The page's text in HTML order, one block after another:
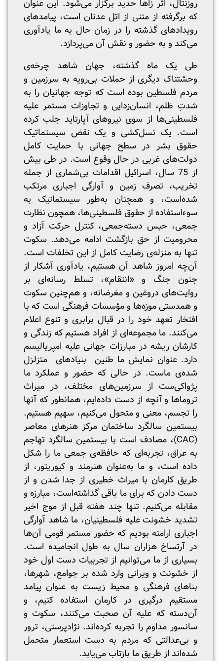
روزنتال، اثر زاها حدید برگزار می‌شود. این عنوان
که برگرفته از متنی از اتل عدنان است، پیامدهای
رویدادهای گذشته را در زمان حال به ما یادآوری
می‌کند و به حضور و نقش آن می‌پردازد.
طی یک ماه گذشته، جهان شاهد چرخه‌ی
وحشتناک دیگری از حملات بی‌رویه به سرزمین و
مردم فلسطین بوده است که توجه جهانیان را به
شدتِ ظلم، انسان‌زدایی و تجاوزات مستمر علیه
فلسطینی‌ها از سوی نیروهای آپارتاید جلب کرده
است. یک نسل‌کشی و یک نقض سیستماتیک
حقوق بشر در سطح جهانی با حمایت کامل
دولت‌های غربی در حال وقوع است. در طی بیش
از 75 سال، اسرائیل اقدامات بی‌شماری از جمله
تخریب، تصرف زمین و آوارگی اجباری مرتکب
شده‌است، و همچنان به‌طور سیستماتیک به
سوءاستفاده از حقوق فلسطینی‌ها، همچون نظارت
جمعی، حبس دسته‌جمعی، کنترل حرکت آزاد و
محرومیت از حق بازگشت ادامه می‌دهد. ‌سکوت
تنها به منزله‌ی رضایت کامل از این تخلفات است.
آن‌چه امروز شاهد آن هستیم، یادآوری آشکار از
جنون جنگ و «انتقام»، تسلط رسانه‌ای بر
روایت‌های دروغین و مغرضانه، و هم‌چنین سکوت
و همدستی موزه‌ها و مؤسسات فرهنگی است که با
افتخار تعهد خود را در قبال برابری و تنوع اعلام
می‌کنند. ما مجموعه‌ای از افراد هستیم که زندگی و
کارشان ریشه در مبارزات جهانی علیه امپریالیسم
دارد. عنوان نمایش ما طنین بنیادهای متزلزل
شده‌‌ی ماست. در حالی که حضور و عملکرد ما
پژواکی‌ست از سرزمین‌های مختلف، در میراث
تروماها و آنچه از دست ‌داده‌ایم، همانطور که آنها
را تجسم، معنی و متحول می‌کنیم، سهیم هستیم.
بیستمین سالگرد ساختمان مرکز هنرهای معاصر
(CAC)، مصادف است با بیستمین سالگرد تهاجم
به عراق، تجربه‌ای که حافظه‌ی جمعی ما را شکل
داده است، و ما به‌عنوان هنرمند و کیوریتور، از
طریق کارمان با میراث‌ خطیری از جدا شدن و از
دست دادن که برای ما باقی گذاشته‌است، مبارزه و
مقابله می‌کنیم. تنها چند هفته قبل از موج اخیر
تشدید خشونت علیه فلسطینیان، ما شاهد آوارگی
اجباری ارامنه بودیم که حضور مستمر قومی آن‌ها
در آرتساخ هزاران سال به طول انجامیده است.
بسیاری از ما می‌توانیم از تجربیات دست اول خود
از خشونت و ویرانی وارد شده بر جوامع، شهرها،
بناهای فرهنگی و محیط زیست به عنوان پیامد
مستقیم درگیری در کارمان استفاده کنیم، و
آن‌دسته که علیه آن صحبت می‌کنند، سکوت و
سانسور مداوم را تجربه کرده‌اند. نژادپرستی، ترور
و بی‌عدالتی که مردم به دست استعمار متحمل
شده‌اند از طریق ما بازتاب می‌یابد.